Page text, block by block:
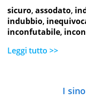
sicuro,assodato,
indubbio,
inconfutabile,
Leggi tutto >>
I